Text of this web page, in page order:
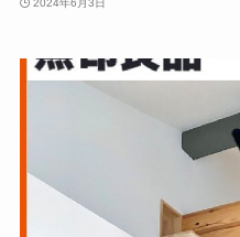
2024年6月3日